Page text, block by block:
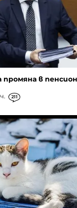
промяна в
211